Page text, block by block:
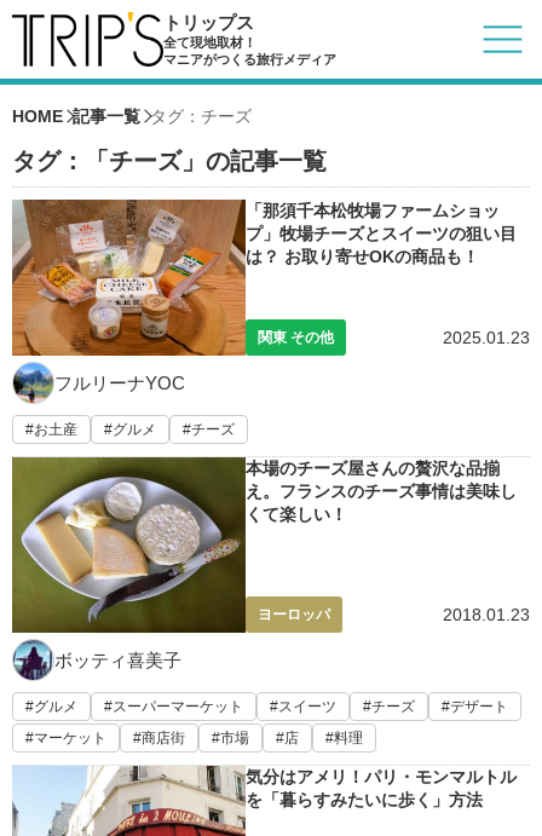
トリップス
全て現地取材！
マニアがつくる旅行メディア
HOME 記事一覧 タグ：チーズ
タグ：「チーズ」の記事一覧
「那須千本松牧場ファームショッ
プ」牧場チーズとスイーツの狙い目
は？ お取り寄せOKの商品も！
関東 その他 2025.01.23
フルリーナYOC
お土産 グルメ チーズ
本場のチーズ屋さんの贅沢な品揃
え。フランスのチーズ事情は美味し
くて楽しい！
ヨーロッパ 2018.01.23
ボッティ喜美子
グルメ スーパーマーケット スイーツ チーズ
デザート
マーケット
商店街 市場 店 料理
気分はアメリ！パリ・モンマルトル
を「暮らすみたいに歩く」方法